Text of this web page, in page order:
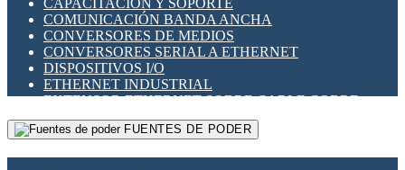
SECCIONADORES - INTERRUPTORES
MAQUINARIA
OTROS RELÉS
PROTECCIÓN TÉRMICA
RELÉS AUTOMOTRICES
RELÉS DE SEÑAL
RELÉS DE ESTADO SÓLIDO SSR
RELÉS INDUSTRIALES
RELÉS MINIATURA DE POTENCIA
SENSORES MAGNÉTICOS
COMUNICACIÓN BANDA ANCHA
CONVERSORES DE MEDIOS
CONVERSORES SERIAL A ETHERNET
DISPOSITIVOS I/O
ETHERNET INDUSTRIAL
EXTENSOR ETHERNET SOBRE CABLE COBRE
GATEWAY LORAWAN
GESTIÓN DE REDESFUENTES DE PODER